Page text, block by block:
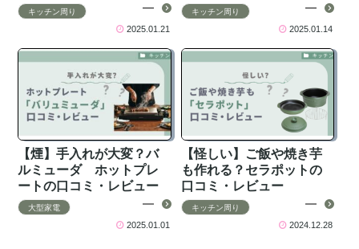
キッチン周り
2025.01.21
キッチン周り
2025.01.14
【煙】手入れが大変？バ
ルミューダ ホットプレ
ートの口コミ・レビュー
大型家電
2025.01.01
【怪しい】ご飯や焼き芋
も作れる？セラポットの
口コミ・レビュー
キッチン周り
2024.12.28